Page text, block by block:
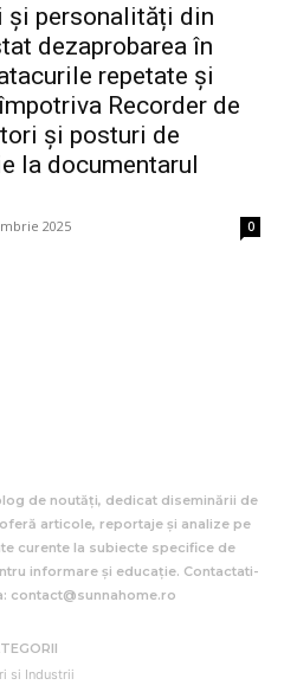
și personalități din
dezaprobarea în
repetate și
Recorder de
și posturi de
la documentarul
2025 0
de noutăți, dedicat diseminării de
articole, reportaje și analize pe
curente la subiecte specifice de
informare și educație. Contactati-
contact@sunnahome.ro
si Industrii